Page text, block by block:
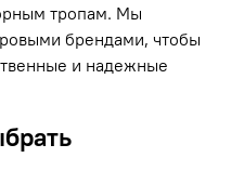
тропам. Мы
брендами, чтобы
и надежные